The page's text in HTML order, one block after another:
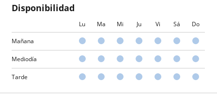
Disponibilidad
Lu Ma Mi Ju Vi Sá Do
Mañana
Mediodía
Tarde